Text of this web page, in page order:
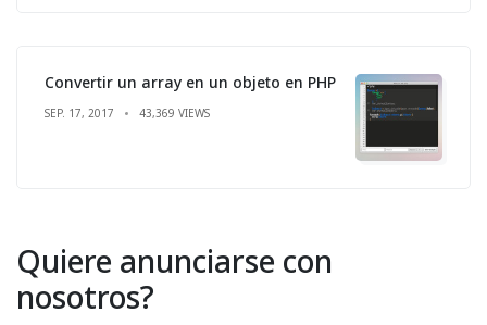
Convertir un array en un objeto en PHP
SEP. 17, 2017 43,369 VIEWS
Quiere anunciarse con
nosotros?